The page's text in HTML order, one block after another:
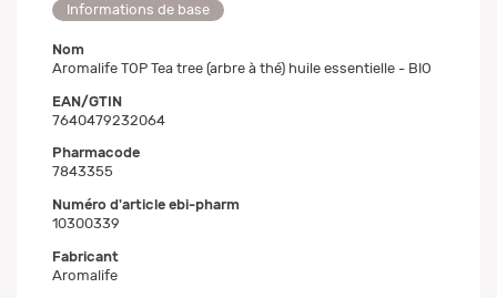
Informations de base
Nom
Aromalife TOP Tea tree (arbre à thé) huile essentielle - BIO
EAN/GTIN
7640479232064
Pharmacode
7843355
Numéro d'article ebi-pharm
10300339
Fabricant
Aromalife